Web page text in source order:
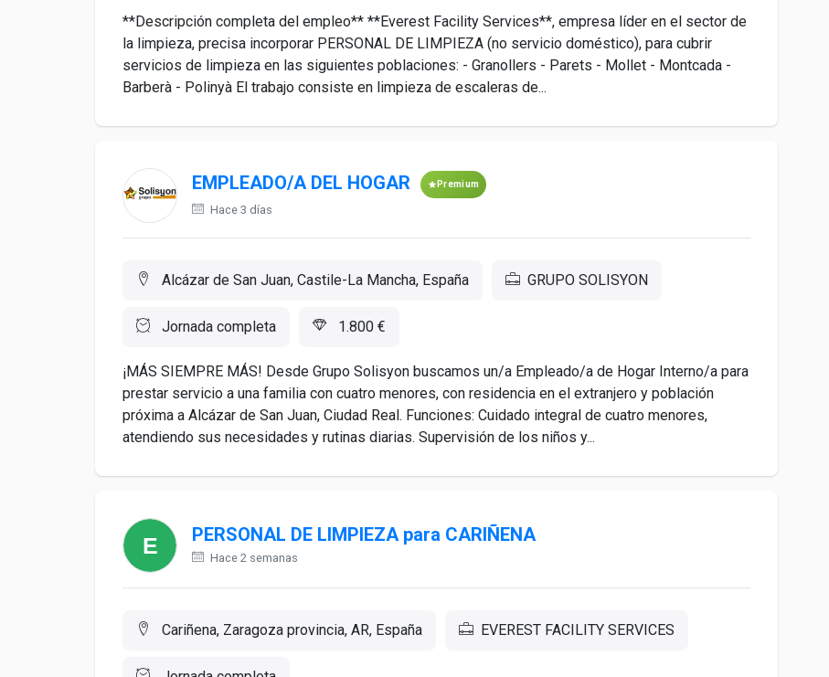
**Descripción completa del empleo** **Everest Facility Services**, empresa líder en el sector de
la limpieza, precisa incorporar PERSONAL DE LIMPIEZA (no servicio doméstico), para cubrir
servicios de limpieza en las siguientes poblaciones: - Granollers - Parets - Mollet - Montcada -
Barberà - Polinyà El trabajo consiste en limpieza de escaleras de...
EMPLEADO/A DEL HOGAR Premium
Hace 3 días
Alcázar de San Juan, Castile-La Mancha, España GRUPO SOLISYON
Jornada completa 1.800 €
¡MÁS SIEMPRE MÁS! Desde Grupo Solisyon buscamos un/a Empleado/a de Hogar Interno/a para
prestar servicio a una familia con cuatro menores, con residencia en el extranjero y población
próxima a Alcázar de San Juan, Ciudad Real. Funciones: Cuidado integral de cuatro menores,
atendiendo sus necesidades y rutinas diarias. Supervisión de los niños y...
PERSONAL DE LIMPIEZA para CARIÑENA
Hace 2 semanas
Cariñena, Zaragoza provincia, AR, España EVEREST FACILITY SERVICES